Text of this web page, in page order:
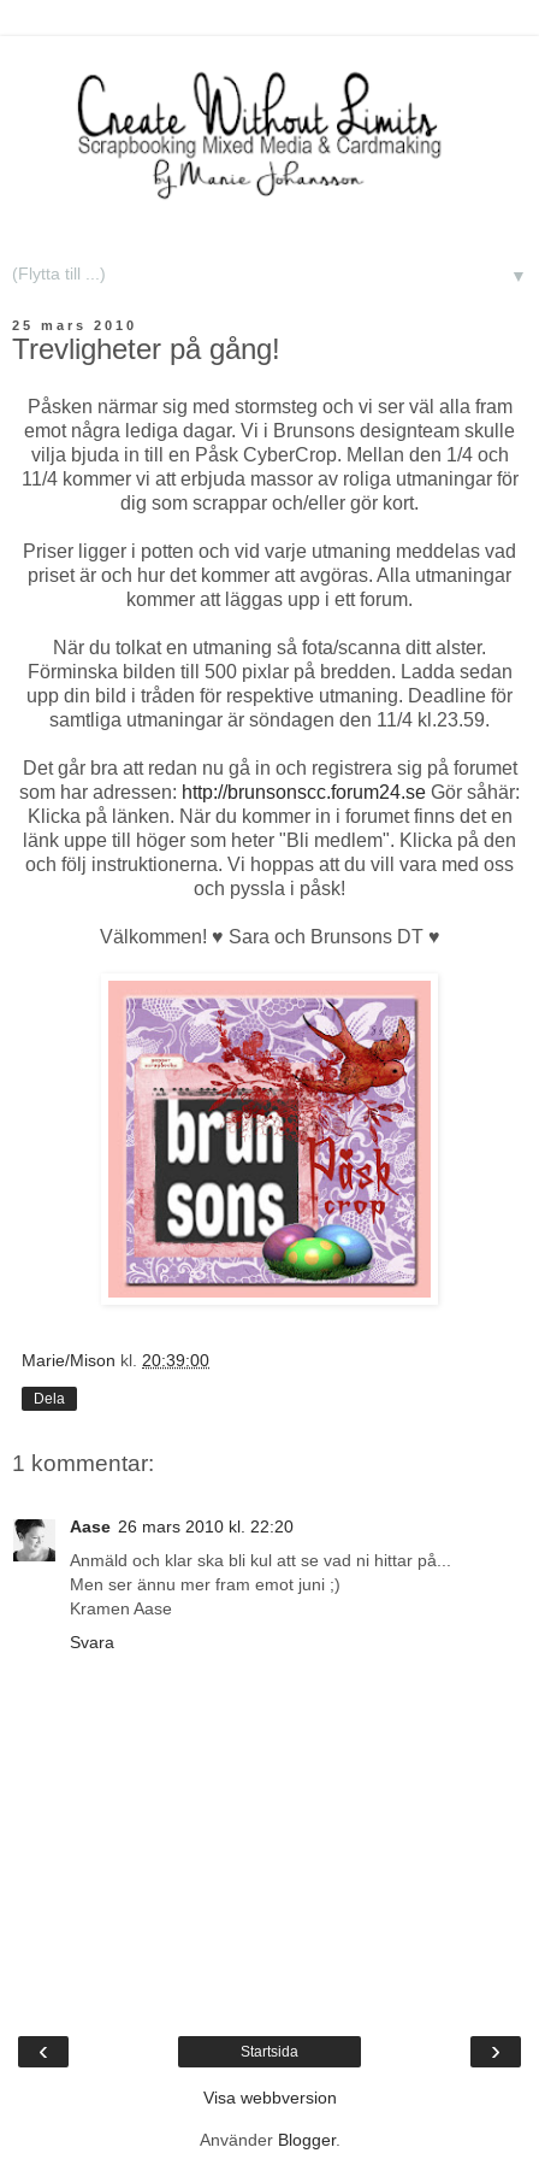
▼
25 mars 2010
Trevligheter på gång!
Påsken närmar sig med stormsteg och vi ser väl alla fram
emot några lediga dagar. Vi i Brunsons designteam skulle
vilja bjuda in till en Påsk CyberCrop. Mellan den 1/4 och
11/4 kommer vi att erbjuda massor av roliga utmaningar för
dig som scrappar och/eller gör kort.
Priser ligger i potten och vid varje utmaning meddelas vad
priset är och hur det kommer att avgöras. Alla utmaningar
kommer att läggas upp i ett forum.
När du tolkat en utmaning så fota/scanna ditt alster.
Förminska bilden till 500 pixlar på bredden. Ladda sedan
upp din bild i tråden för respektive utmaning. Deadline för
samtliga utmaningar är söndagen den 11/4 kl.23.59.
Det går bra att redan nu gå in och registrera sig på forumet
som har adressen: http://brunsonscc.forum24.se Gör såhär:
Klicka på länken. När du kommer in i forumet finns det en
länk uppe till höger som heter "Bli medlem". Klicka på den
och följ instruktionerna. Vi hoppas att du vill vara med oss
och pyssla i påsk!
Välkommen! ♥ Sara och Brunsons DT ♥
Marie/Mison kl. 20:39:00
Dela
1 kommentar:
Aase 26 mars 2010 kl. 22:20
Anmäld och klar ska bli kul att se vad ni hittar på...
Men ser ännu mer fram emot juni ;)
Kramen Aase
Svara
‹ ›
Startsida
Visa webbversion
Använder Blogger.